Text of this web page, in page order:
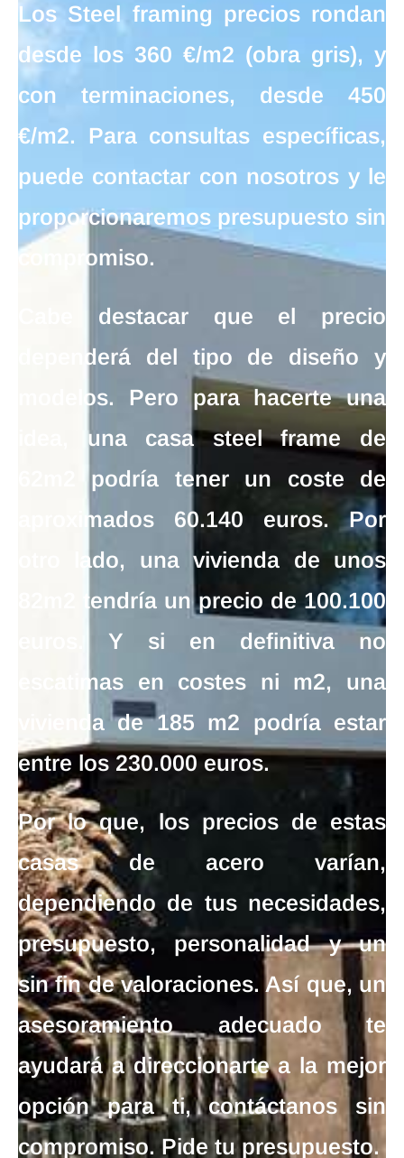
Los Steel framing preciosrondan
desde los 360 €/m2 (obra gris), y
con terminaciones, desde 450
€/m2. Para consultas específicas,
puede contactar con nosotros y le
proporcionaremos presupuesto sin
compromiso.
Cabe destacar que el precio
dependerá del tipo de diseño y
modelos. Pero para hacerte una
idea, una casa steel frame de
podría tener un coste de
aproximados 60.140 euros. Por
otro lado, unavivienda de unos
82m2 tendría un precio de 100.100
. Y si en definitiva no
escatimas en costes ni m2, una
vivienda de 185 m2 podría estar
entre los 230.000 euros.
Por lo que, los precios de estas
casas de acero varían,
dependiendo de tus necesidades,
presupuesto, personalidad y un
sin fin de valoraciones. Así que, un
asesoramiento adecuado te
ayudará a direccionarte a la mejor
opción para ti, contáctanos sin
compromiso. Pide tu presupuesto.